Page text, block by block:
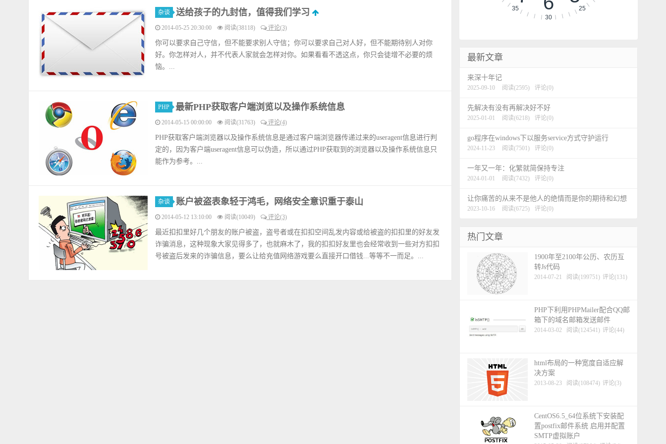
杂谈 送给孩子的九封信，值得我们学习
2014-05-25 20:30:00 阅读(38118) 评论(3)
你可以要求自己守信，但不能要求别人守信；你可以要求自己对人好，但不能期待别人对你
好。你怎样对人，并不代表人家就会怎样对你。如果看看不透这点，你只会徒增不必要的烦
恼。...
PHP 最新PHP获取客户端浏览以及操作系统信息
2014-05-15 00:00:00 阅读(31763) 评论(4)
PHP获取客户端浏览器以及操作系统信息是通过客户端浏览器传递过来的useragent信息进行判
定的，因为客户端useragent信息可以伪造，所以通过PHP获取到的浏览器以及操作系统信息只
能作为参考。...
杂谈 账户被盗表象轻于鸿毛，网络安全意识重于泰山
2014-05-12 13:10:00 阅读(10049) 评论(3)
最近扣扣里好几个朋友的账户被盗，盗号者或在扣扣空间乱发内容或给被盗的扣扣里的好友发
诈骗消息，这种现象大家见得多了，也就麻木了，我的扣扣好友里也会经常收到一些对方扣扣
号被盗后发来的诈骗信息，要么让给充值网络游戏要么直接开口借钱...等等不一而足。...
25
30
35
最新文章
来深十年记
2025-09-10 阅读(2595) 评论(0)
先解决有没有再解决好不好
2025-01-01 阅读(6218) 评论(0)
go程序在windows下以服务service方式守护运行
2024-11-23 阅读(7501) 评论(0)
一年又一年：化繁就简保持专注
2024-01-01 阅读(7432) 评论(0)
让你痛苦的从来不是他人的绝情而是你的期待和幻想
2023-10-16 阅读(6725) 评论(0)
热门文章
1900年至2100年公历、农历互
转Js代码
2014-07-21 阅读(199751) 评论(131)
PHP下利用PHPMailer配合QQ邮
箱下的域名邮箱发送邮件
2014-03-02 阅读(124541) 评论(44)
html布局的一种宽度自适应解
决方案
2013-08-23 阅读(108474) 评论(3)
CentOS6.5_64位系统下安装配
置postfix邮件系统 启用并配置
SMTP虚拟账户